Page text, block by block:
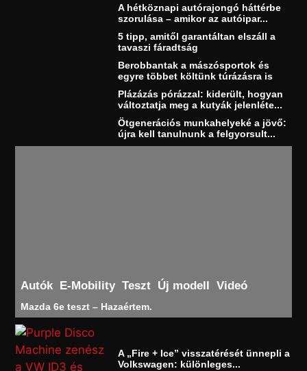
A hétköznapi autórajongó háttérbe
szorulása – amikor az autóipar...
5 tipp, amitől garantáltan elszáll a
tavaszi fáradtság
Berobbantak a mászósportok és
egyre többet költünk túrázásra is
Plázázás pórázzal: kiderült, hogyan
változtatja meg a kutyák jelenléte...
Ötgenerációs munkahelyeké a jövő:
újra kell tanulnunk a felgyorsult...
Autók E-Mobility Teszt Új modell Videó
Mazda 6e teszt – Hazaértem.
A „Fire + Ice” visszatérését ünnepli a
Volkswagen: különleges...